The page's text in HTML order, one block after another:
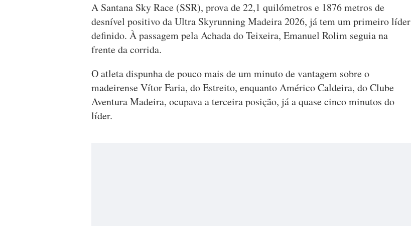
A Santana Sky Race (SSR), prova de 22,1 quilómetros e 1876 metros de
desnível positivo da Ultra Skyrunning Madeira 2026, já tem um primeiro líder
definido. À passagem pela Achada do Teixeira, Emanuel Rolim seguia na
frente da corrida.
O atleta dispunha de pouco mais de um minuto de vantagem sobre o
madeirense Vítor Faria, do Estreito, enquanto Américo Caldeira, do Clube
Aventura Madeira, ocupava a terceira posição, já a quase cinco minutos do
líder.